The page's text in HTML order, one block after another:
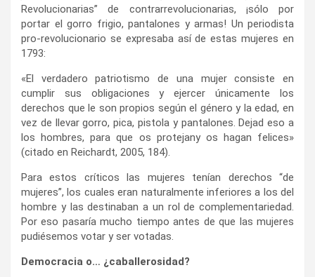
Revolucionarias” de contrarrevolucionarias, ¡sólo por
portar el gorro frigio, pantalones y armas! Un periodista
pro-revolucionario se expresaba así de estas mujeres en
1793:
«El verdadero patriotismo de una mujer consiste en
cumplir sus obligaciones y ejercer únicamente los
derechos que le son propios según el género y la edad, en
vez de llevar gorro, pica, pistola y pantalones. Dejad eso a
los hombres, para que os protejany os hagan felices»
(citado en Reichardt, 2005, 184).
Para estos críticos las mujeres tenían derechos “de
mujeres”, los cuales eran naturalmente inferiores a los del
hombre y las destinaban a un rol de complementariedad.
Por eso pasaría mucho tiempo antes de que las mujeres
pudiésemos votar y ser votadas.
Democracia o… ¿caballerosidad?